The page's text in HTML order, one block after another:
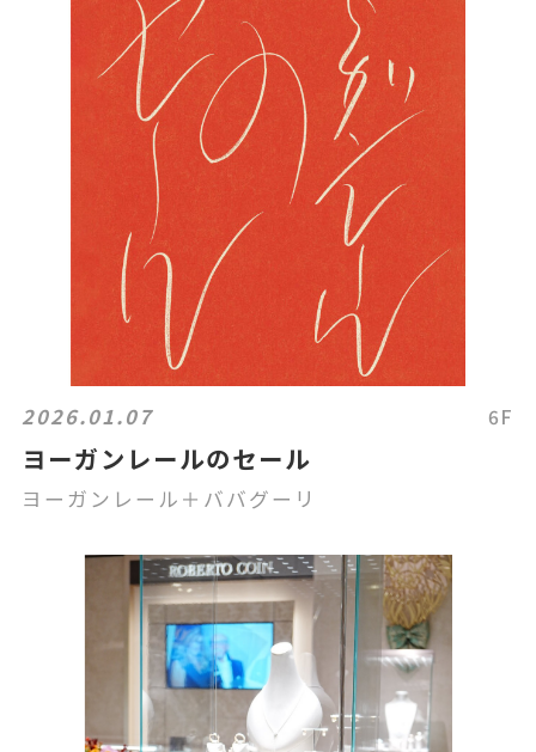
2026.01.07 6F
ヨーガンレールのセール
ヨーガンレール＋ババグーリ